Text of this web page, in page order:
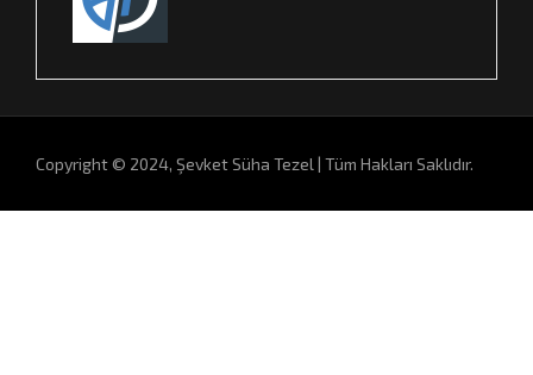
Copyright © 2024, Şevket Süha Tezel | Tüm Hakları Saklıdır.